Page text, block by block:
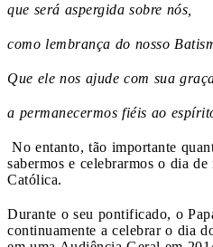
que será aspergida sobre nós,
como lembrança do nosso
Que ele nos ajude com sua
a permanecermos fiéis ao
No entanto, tão importante
sabermos e celebrarmos o dia
Católica.
Durante o seu pontificado, o
continuamente a celebrar o dia